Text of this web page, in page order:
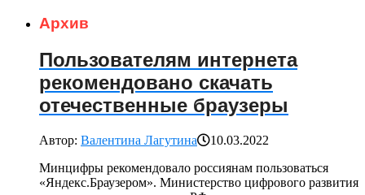
Архив
Пользователям интернета
рекомендовано скачать
отечественные браузеры
Автор: Валентина Лагутина
10.03.2022
Минцифры рекомендовало россиянам пользоваться
«Яндекс.Браузером». Министерство цифрового развития